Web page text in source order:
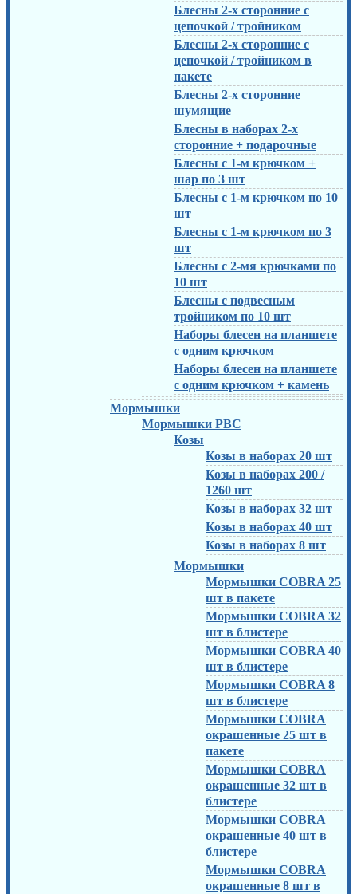
Блесны 2-х сторонние с
цепочкой / тройником
Блесны 2-х сторонние с
цепочкой / тройником в
пакете
Блесны 2-х сторонние
шумящие
Блесны в наборах 2-х
сторонние + подарочные
Блесны с 1-м крючком +
шар по 3 шт
Блесны с 1-м крючком по 10
шт
Блесны с 1-м крючком по 3
шт
Блесны с 2-мя крючками по
10 шт
Блесны с подвесным
тройником по 10 шт
Наборы блесен на планшете
с одним крючком
Наборы блесен на планшете
с одним крючком + камень
Мормышки
Мормышки РВС
Козы
Козы в наборах 20 шт
Козы в наборах 200 /
1260 шт
Козы в наборах 32 шт
Козы в наборах 40 шт
Козы в наборах 8 шт
Мормышки
Мормышки COBRA 25
шт в пакете
Мормышки COBRA 32
шт в блистере
Мормышки COBRA 40
шт в блистере
Мормышки COBRA 8
шт в блистере
Мормышки COBRA
окрашенные 25 шт в
пакете
Мормышки COBRA
окрашенные 32 шт в
блистере
Мормышки COBRA
окрашенные 40 шт в
блистере
Мормышки COBRA
окрашенные 8 шт в